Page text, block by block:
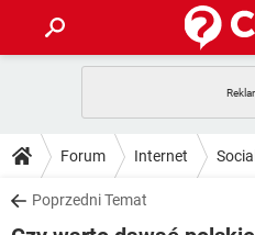
GRY
SPOTIFY
PORADY
PlayStation
DO POBRANIA
Forum Internet
Poprzedni Temat